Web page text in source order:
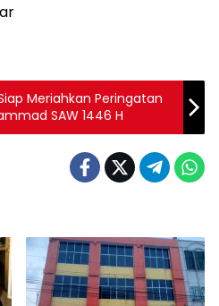
Meriahkan Peringatan
SAW 1446 H